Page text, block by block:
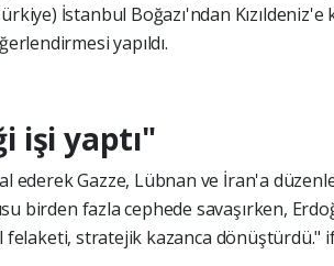
İstanbul Boğazı'ndan Kızıldeniz'e
yapıldı.
işi yaptı"
ederek Gazze, Lübnan ve İran'a
birden fazla cephede savaşırken,
felaketi, stratejik kazanca dönüştürdü."